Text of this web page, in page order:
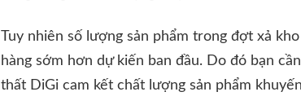
Tuy nhiên số lượng sản phẩm trong đợt xả
hàng sớm hơn dự kiến ban đầu. Do đó bạn
thất DiGi cam kết chất lượng sản phẩm